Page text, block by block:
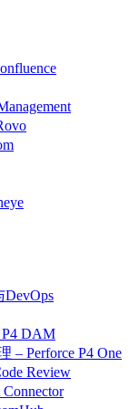
P4 DAM
– Perforce P4 One
Review